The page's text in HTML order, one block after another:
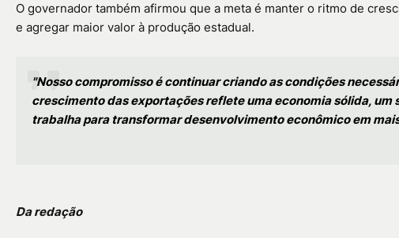
O governador também afirmou que a meta é manter o ritmo de
e agregar maior valor à produção estadual.
"Nosso compromisso é continuar criando as condições
crescimento das exportações reflete uma economia sólida,
trabalha para transformar desenvolvimento econômico em
Da redação